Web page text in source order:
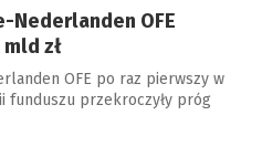
OFE
zł
OFE po raz pierwszy w
funduszu przekroczyły próg